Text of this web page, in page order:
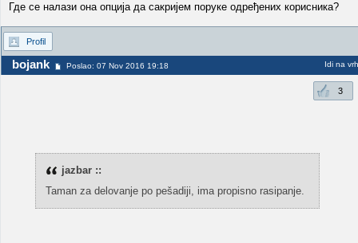
Где се налази она опција да сакријем поруке одређених корисника?
Profil
bojank Poslao: 07 Nov 2016 19:18 Idi na vrh
3
jazbar ::
Taman za delovanje po pešadiji, ima propisno rasipanje.